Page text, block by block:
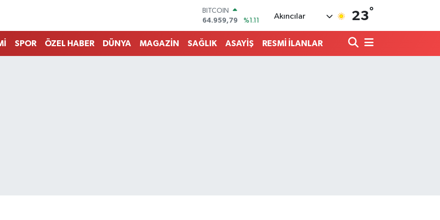
DOLAR
47,7436
%0.18
EURO
55,2510
%0.32
Akıncılar 23°
SPOR ÖZEL HABER DÜNYA MAGAZİN SAĞLIK ASAYİŞ RESMİ İLANLAR